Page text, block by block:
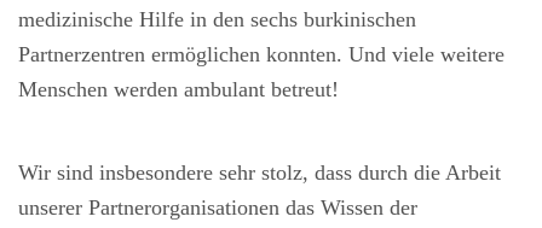
medizinische Hilfe in den sechs burkinischen
Partnerzentren ermöglichen konnten. Und viele weitere
Menschen werden ambulant betreut!
Wir sind insbesondere sehr stolz, dass durch die Arbeit
unserer Partnerorganisationen das Wissen der